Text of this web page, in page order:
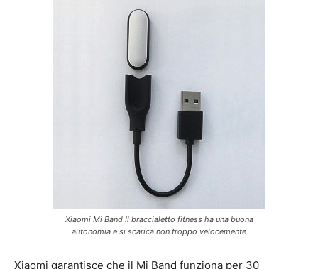
Xiaomi Mi Band Il braccialetto fitness ha una buona
autonomia e si scarica non troppo velocemente
Xiaomi garantisce che il Mi Band funziona per 30